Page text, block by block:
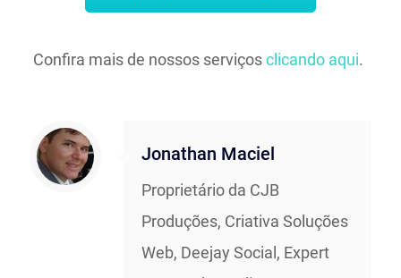
Confira mais de nossos serviçosclicando aqui.
Jonathan Maciel
Proprietário da CJB
Produções, Criativa Soluções
Web, Deejay Social, Expert